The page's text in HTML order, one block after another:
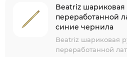
Beatriz шариковая
переработанной
синие чернила
Beatriz шариковая
переработанной